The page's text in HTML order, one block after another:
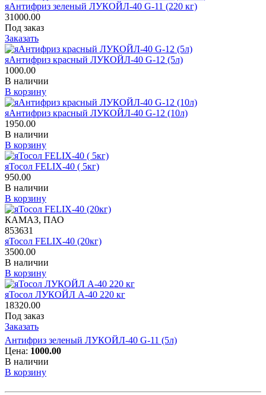
яАнтифриз зеленый ЛУКОЙЛ-40 G-11 (220 кг)
31000.00
Под заказ
Заказать
яАнтифриз красный ЛУКОЙЛ-40 G-12 (5л)
1000.00
В наличии
В корзину
яАнтифриз красный ЛУКОЙЛ-40 G-12 (10л)
1950.00
В наличии
В корзину
яТосол FELIX-40 ( 5кг)
950.00
В наличии
В корзину
КАМАЗ, ПАО
853631
яТосол FELIX-40 (20кг)
3500.00
В наличии
В корзину
яТосол ЛУКОЙЛ А-40 220 кг
18320.00
Под заказ
Заказать
Антифриз зеленый ЛУКОЙЛ-40 G-11 (5л)
Цена: 1000.00
В наличии
В корзину